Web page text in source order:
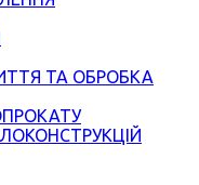
ТА ОБРОБКА